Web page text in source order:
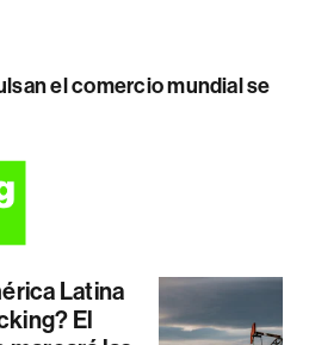
el comercio mundial se
Latina
El